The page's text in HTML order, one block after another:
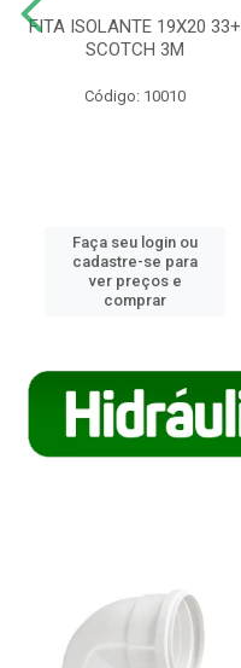
FITA ISOLANTE 19X20 33+
SCOTCH 3M
Código: 10010
Faça seu login ou
cadastre-se para
ver preços e
comprar